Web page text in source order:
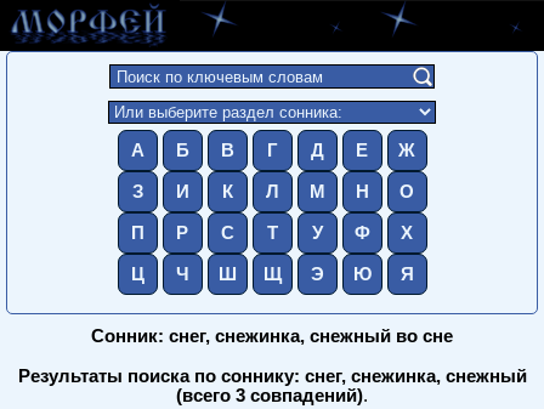
А Б В Г Д Е Ж
З И К Л М Н О
П Р С Т У Ф Х
Ц Ч Ш Щ Э Ю Я
Сонник: снег, снежинка, снежный во сне
Результаты поиска по соннику: снег, снежинка, снежный
(всего 3 совпадений).